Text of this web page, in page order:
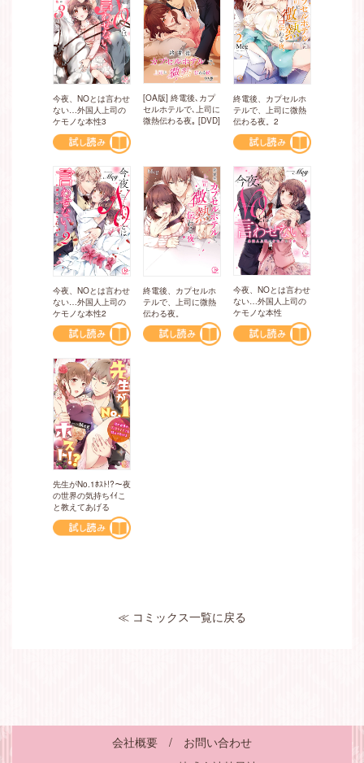
今夜、NOとは言わせ
ない…外国人上司の
ケモノな本性3
[OA版] 終電後､カプ
セルホテルで､上司に
微熱伝わる夜｡ [DVD]
終電後、カプセルホ
テルで、上司に微熱
伝わる夜。2
今夜、NOとは言わせ
ない…外国人上司の
ケモノな本性2
終電後、カプセルホ
テルで、上司に微熱
伝わる夜。
今夜、NOとは言わせ
ない…外国人上司の
ケモノな本性
先生がNo.1ﾎｽﾄ!?～夜
の世界の気持ちｲｲこ
と教えてあげる
≪ コミックス一覧に戻る
会社概要 / お問い合わせ